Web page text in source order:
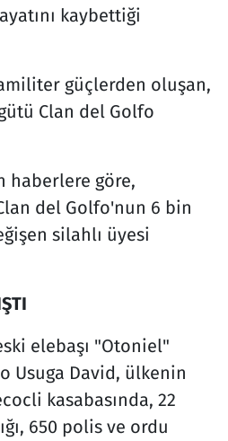
kaybettiği
güçlerden oluşan,
Clan del Golfo
haberlere göre,
del Golfo'nun 6 bin
silahlı üyesi
elebaşı "Otoniel"
Usuga David, ülkenin
kasabasında, 22
650 polis ve ordu